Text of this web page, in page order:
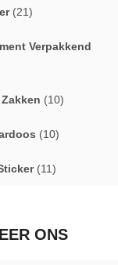
(21)
Verpakkend
(10)
(10)
(11)
ONS